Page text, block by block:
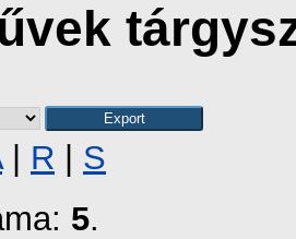
| R
S
5.